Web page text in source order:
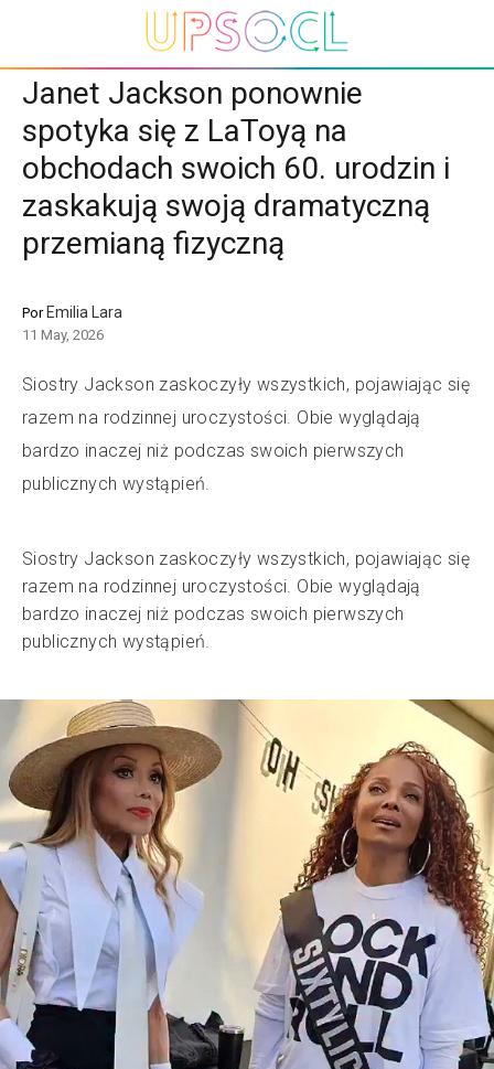
Janet Jackson ponownie
spotyka się z LaToyą na
obchodach swoich 60. urodzin i
zaskakują swoją dramatyczną
przemianą fizyczną
Por Emilia Lara
11 May, 2026
Siostry Jackson zaskoczyły wszystkich, pojawiając się
razem na rodzinnej uroczystości. Obie wyglądają
bardzo inaczej niż podczas swoich pierwszych
publicznych wystąpień.
Siostry Jackson zaskoczyły wszystkich, pojawiając się
razem na rodzinnej uroczystości. Obie wyglądają
bardzo inaczej niż podczas swoich pierwszych
publicznych wystąpień.